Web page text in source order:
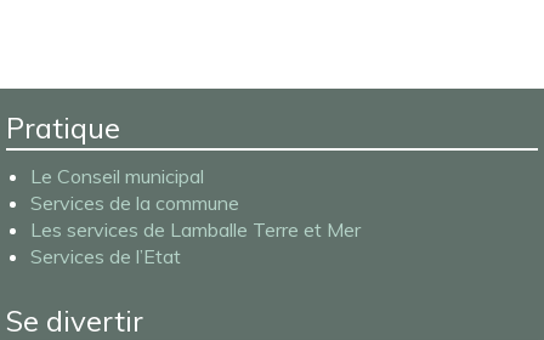
Pratique
Le Conseil municipal
Services de la commune
Les services de Lamballe Terre et Mer
Services de l’Etat
Se divertir